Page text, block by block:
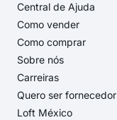
Central de Ajuda
Como vender
Como comprar
Sobre nós
Carreiras
Quero ser fornecedor
Loft México